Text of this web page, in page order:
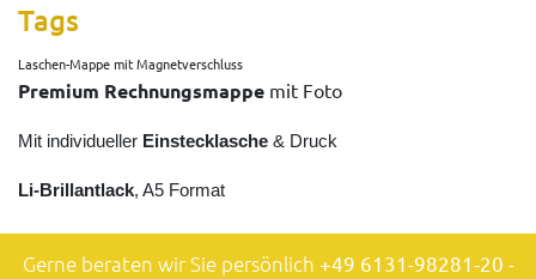
Tags
Laschen-Mappe mit Magnetverschluss
Premium Rechnungsmappe mit Foto
Mit individueller Einstecklasche & Druck
Li-Brillantlack, A5 Format
Gerne beraten wir Sie persönlich +49 6131-98281-20 -